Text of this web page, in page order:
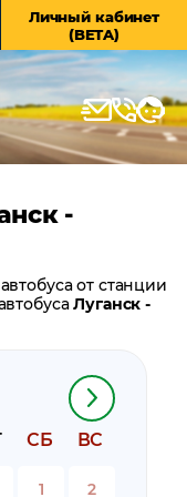
Личный кабинет
(BETA)
-
СБ ВС
1 2
от станции
Луганск -
Луганск